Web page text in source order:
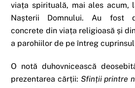
viața spirituală, mai ales acum,
Nașterii Domnului. Au fost
concrete din viața religioasă și
a parohiilor de pe întreg
O notă duhovnicească
prezentarea cărții: Sfinții printre